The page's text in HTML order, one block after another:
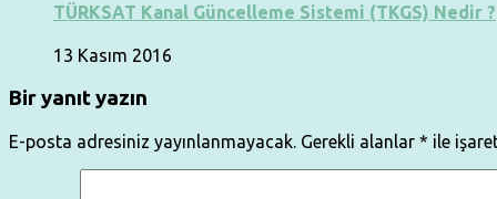
TÜRKSAT Kanal Güncelleme Sistemi (TKGS) Nedir ?
13 Kasım 2016
Bir yanıt yazın
E-posta adresiniz yayınlanmayacak. Gerekli alanlar * ile